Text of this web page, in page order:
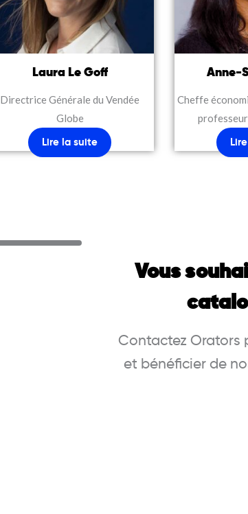
Laura Le Goff
Directrice Générale du Vendée
Globe
Lire la suite
Anne-
Cheffe
Vous
Contactez Orators
et bénéficier de